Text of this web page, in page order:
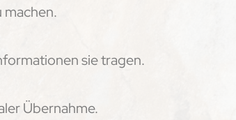
machen.
sie tragen.
Übernahme.